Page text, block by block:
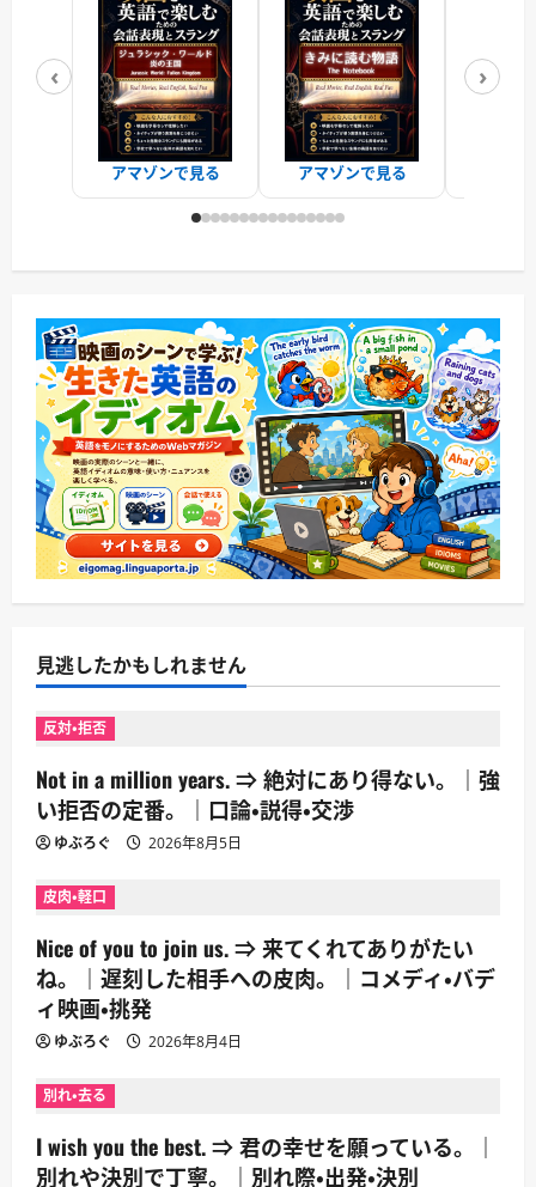
‹
アマゾンで見る アマゾンで見る
›
見逃したかもしれません
反対・拒否
Not in a million years. ⇒ 絶対にあり得ない。｜強
い拒否の定番。｜口論・説得・交渉
ゆぶろぐ 2026年8月5日
皮肉・軽口
Nice of you to join us. ⇒ 来てくれてありがたい
ね。｜遅刻した相手への皮肉。｜コメディ・バデ
ィ映画・挑発
ゆぶろぐ 2026年8月4日
別れ・去る
I wish you the best. ⇒ 君の幸せを願っている。｜
別れや決別で丁寧。｜別れ際・出発・決別